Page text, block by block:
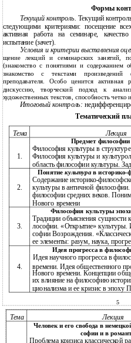
Формы
Текущий контроль. Текущий
следующими критериями: посещение
активная работа на семинаре,
испытание (зачет).
Условия и критерии выставления
щение лекций и семинарских занятий,
(знакомство с понятиями и содержанием
знакомство с текстами произведений
преподавателя. Особо ценится активная
дискуссию, творческий подход к
художественных текстов, способность
Итоговый контроль:
Тематический
Тема Лекция
Предмет
1.
Философия культуры в
Философия культуры и
область философии культуры.
Понятиекультурав историко-
Содержание историко-
2. культуры в античной
философии средних веков.
Нового времени
Философия культуры
Традиции объяснения сущности
3. лософии. «Открытие» культуры.
софии Возрождения.
ее элементы: разум, наука,
Идея прогресса в
Идея научного прогресса в
4. времени. Идея общественного
Нового времени. Концепции
их влияние на философию
ционализма и ее кризис в эпоху
5
Тема Лекция
Человек и его свобода в
софии и в
Проблема кризиса классической